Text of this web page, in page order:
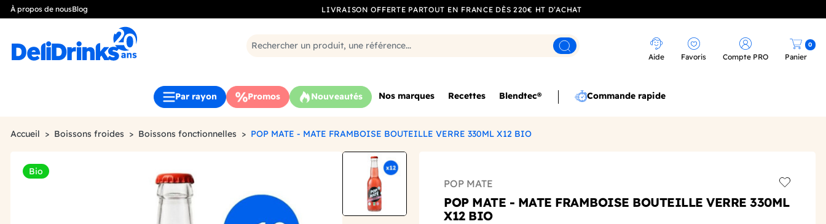
À propos de nousBlog LIVRAISON OFFERTE PARTOUT EN FRANCE DÈS 220€ HT D’ACHAT
Rechercher
Aide Favoris Compte PRO Panier
0
Par rayon Promos Nouveautés Nos marques Recettes Blendtec® Commande rapide
Accueil Boissons froides Boissons fonctionnelles POP MATE - MATE FRAMBOISE BOUTEILLE VERRE 330ML X12 BIO
Bio
POP MATE
POP MATE - MATE FRAMBOISE BOUTEILLE VERRE 330ML
X12 BIO